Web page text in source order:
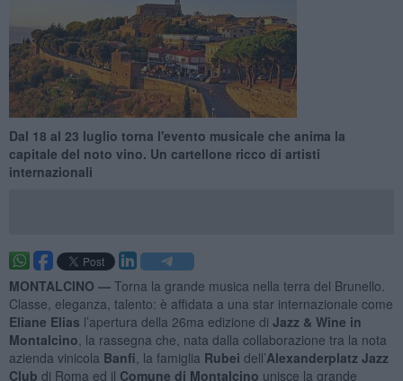
Dal 18 al 23 luglio torna l'evento musicale che anima la
capitale del noto vino. Un cartellone ricco di artisti
internazionali
MONTALCINO — Torna la grande musica nella terra del Brunello.
Classe, eleganza, talento: è affidata a una star internazionale come
Eliane Elias l’apertura della 26ma edizione di Jazz & Wine in
Montalcino , la rassegna che, nata dalla collaborazione tra la nota
azienda vinicola Banfi , la famiglia Rubei dell’Alexanderplatz Jazz
Club di Roma ed il Comune di Montalcino unisce la grande